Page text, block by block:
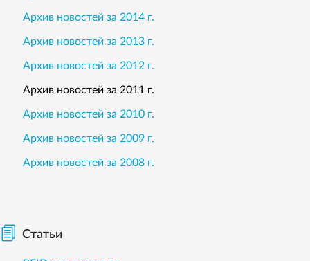
Архив новостей за 2014 г.
Архив новостей за 2013 г.
Архив новостей за 2012 г.
Архив новостей за 2011 г.
Архив новостей за 2010 г.
Архив новостей за 2009 г.
Архив новостей за 2008 г.
Статьи